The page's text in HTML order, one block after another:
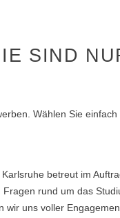
SIND
Wählen Sie
betreut im
rund um das
wir uns voller